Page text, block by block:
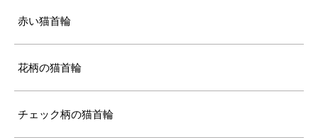
赤い猫首輪
花柄の猫首輪
チェック柄の猫首輪